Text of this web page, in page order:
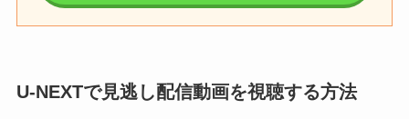
U-NEXTで見逃し配信動画を視聴する方法